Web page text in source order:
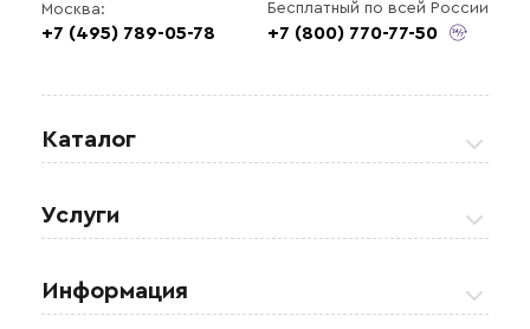
Москва:
+7 (495) 789-05-78
Бесплатный по всей России
+7 (800) 770-77-50
Каталог
Регулирующая аппаратура
Услуги
Информация